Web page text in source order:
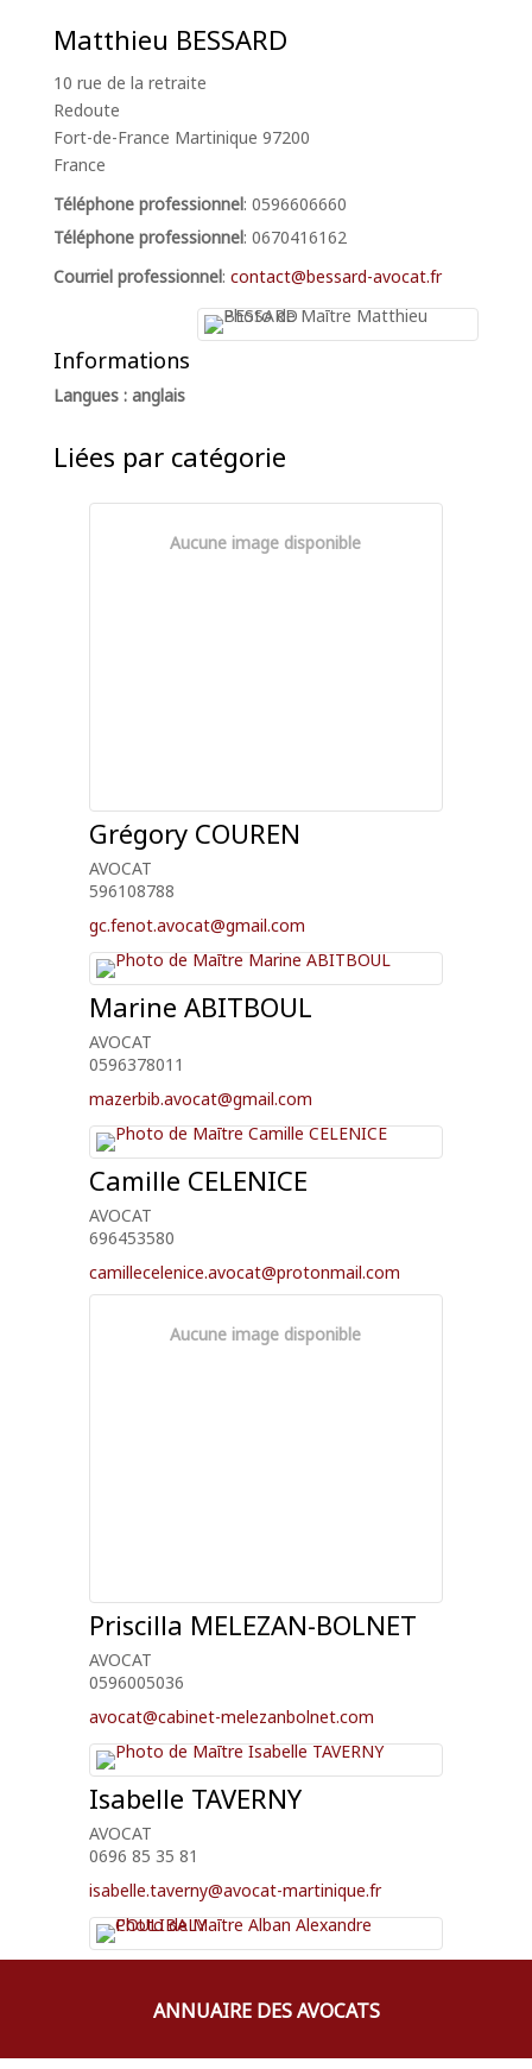
ANNUAIRE DES AVOCATS
Matthieu BESSARD
10 rue de la retraite
Redoute
Fort-de-France Martinique 97200
France
Téléphone professionnel: 0596606660
Téléphone professionnel: 0670416162
Courriel professionnel: contact@bessard-avocat.fr
Informations
Langues : anglais
Liées par catégorie
Aucune image disponible
GrégoryCOUREN
AVOCAT
596108788
gc.fenot.avocat@gmail.com
MarineABITBOUL
AVOCAT
0596378011
mazerbib.avocat@gmail.com
Camille CELENICE
AVOCAT
696453580
camillecelenice.avocat@protonmail.com
Aucune image disponible
Priscilla MELEZAN-BOLNET
AVOCAT
0596005036
avocat@cabinet-melezanbolnet.com
Isabelle TAVERNY
AVOCAT
0696 85 35 81
isabelle.taverny@avocat-martinique.fr
Alban AlexandreCOULIBALY
596623285
coulibaly007.ac@gmail.com